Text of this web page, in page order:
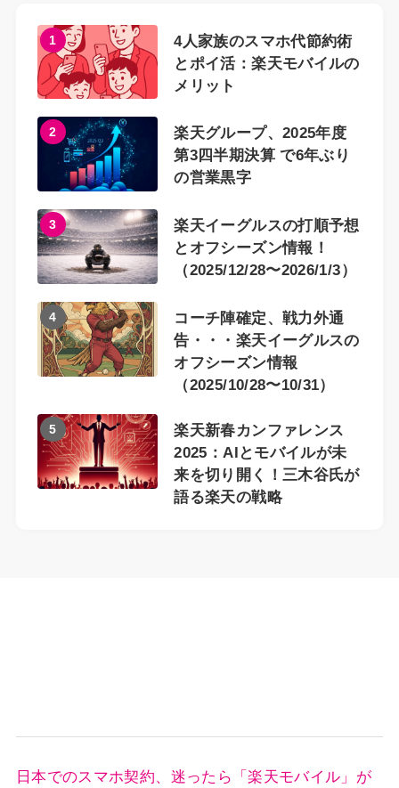
1
4人家族のスマホ代節約術
とポイ活：楽天モバイルの
メリット
2
楽天グループ、2025年度
第3四半期決算 で6年ぶり
の営業黒字
3
楽天イーグルスの打順予想
とオフシーズン情報！
（2025/12/28〜2026/1/3）
4
コーチ陣確定、戦力外通
告・・・楽天イーグルスの
オフシーズン情報
（2025/10/28〜10/31）
5
楽天新春カンファレンス
2025：AIとモバイルが未
来を切り開く！三木谷氏が
語る楽天の戦略
日本でのスマホ契約、迷ったら「楽天モバイル」が